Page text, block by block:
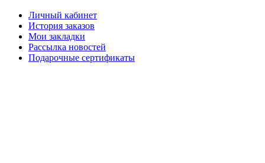
Личный кабинет
История заказов
Мои закладки
Рассылка новостей
Подарочные сертификаты